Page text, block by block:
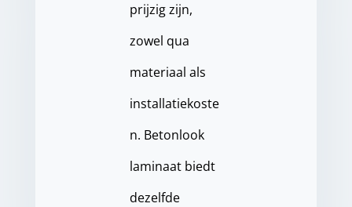
prijzig zijn,
zowel qua
materiaal als
installatiekoste
n. Betonlook
laminaat biedt
dezelfde